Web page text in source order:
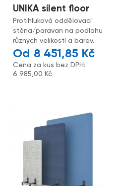
UNIKA silent floor
Protihluková oddělovací
stěna/paravan na podlahu
různých velikostí a barev.
8 451,85 Kč
Cena za kus bez DPH:
6 985,00 Kč